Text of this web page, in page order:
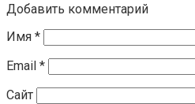
Добавить комментарий
Имя *
Email *
Сайт